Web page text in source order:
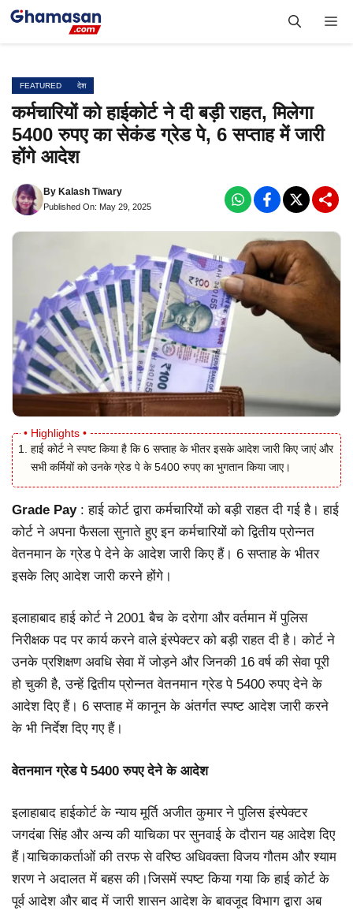
Skip
FEATURED देश
कर्मचारियों को हाईकोर्ट ने दी बड़ी राहत, मिलेगा
5400 रुपए का सेकंड ग्रेड पे, 6 सप्ताह में जारी
होंगे आदेश
By Kalash Tiwary
Published On: May 29, 2025
हाई कोर्ट ने स्पष्ट किया है कि 6 सप्ताह के भीतर इसके आदेश जारी किए जाएं और
सभी कर्मियों को उनके ग्रेड पे के 5400 रुपए का भुगतान किया जाए।
Grade Pay: हाई कोर्ट द्वारा कर्मचारियों को बड़ी राहत दी गई है। हाई
कोर्ट ने अपना फैसला सुनाते हुए इन कर्मचारियों को द्वितीय प्रोन्नत
वेतनमान के ग्रेड पे देने के आदेश जारी किए हैं। 6 सप्ताह के भीतर
इसके लिए आदेश जारी करने होंगे।
इलाहाबाद हाई कोर्ट ने 2001 बैच के दरोगा और वर्तमान में पुलिस
निरीक्षक पद पर कार्य करने वाले इंस्पेक्टर को बड़ी राहत दी है। कोर्ट ने
उनके प्रशिक्षण अवधि सेवा में जोड़ने और जिनकी 16 वर्ष की सेवा पूरी
हो चुकी है, उन्हें द्वितीय प्रोन्नत वेतनमान ग्रेड पे 5400 रुपए देने के
आदेश दिए हैं। 6 सप्ताह में कानून के अंतर्गत स्पष्ट आदेश जारी करने
के भी निर्देश दिए गए हैं।
वेतनमान ग्रेड पे 5400 रुपए देने के आदेश
इलाहाबाद हाईकोर्ट के न्याय मूर्ति अजीत कुमार ने पुलिस इंस्पेक्टर
जगदंबा सिंह और अन्य की याचिका पर सुनवाई के दौरान यह आदेश दिए
हैं।याचिकाकर्ताओं की तरफ से वरिष्ठ अधिवक्ता विजय गौतम और श्याम
शरण ने अदालत में बहस की।जिसमें स्पष्ट किया गया कि हाई कोर्ट के
पूर्व आदेश और बाद में जारी शासन आदेश के बावजूद विभाग द्वारा अब